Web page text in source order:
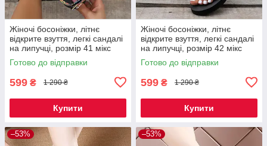
Жіночі босоніжки, літнє
відкрите взуття, легкі сандалі
на липучці, розмір 41 мікс
Код 00-0645
Готово до відправки
599 ₴ 1 290 ₴
Купити
Жіночі босоніжки, літнє
відкрите взуття, легкі сандалі
на липучці, розмір 42 мікс
Код 00-0646
Готово до відправки
599 ₴ 1 290 ₴
Купити
–53% –53%